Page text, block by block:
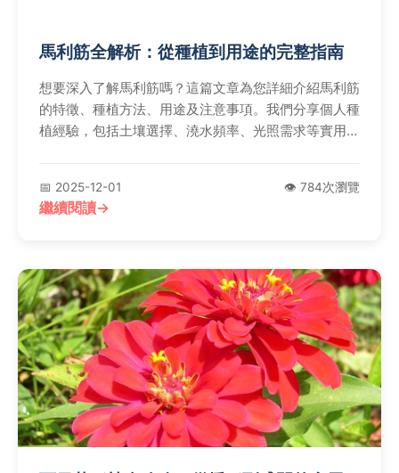
馬利筋全解析：從種植到用途的完整指南
想要深入了解馬利筋嗎？這篇文章為您詳細介紹馬利筋
的特徵、種植方法、用途及注意事項。我們分享個人種
植經驗，包括土壤選擇、澆水頻率、光照需求等實用技
全面資訊，幫助您安全有效地種植和使用馬利筋。
📅 2025-12-01 👁️ 784次瀏覽
繼續閱讀